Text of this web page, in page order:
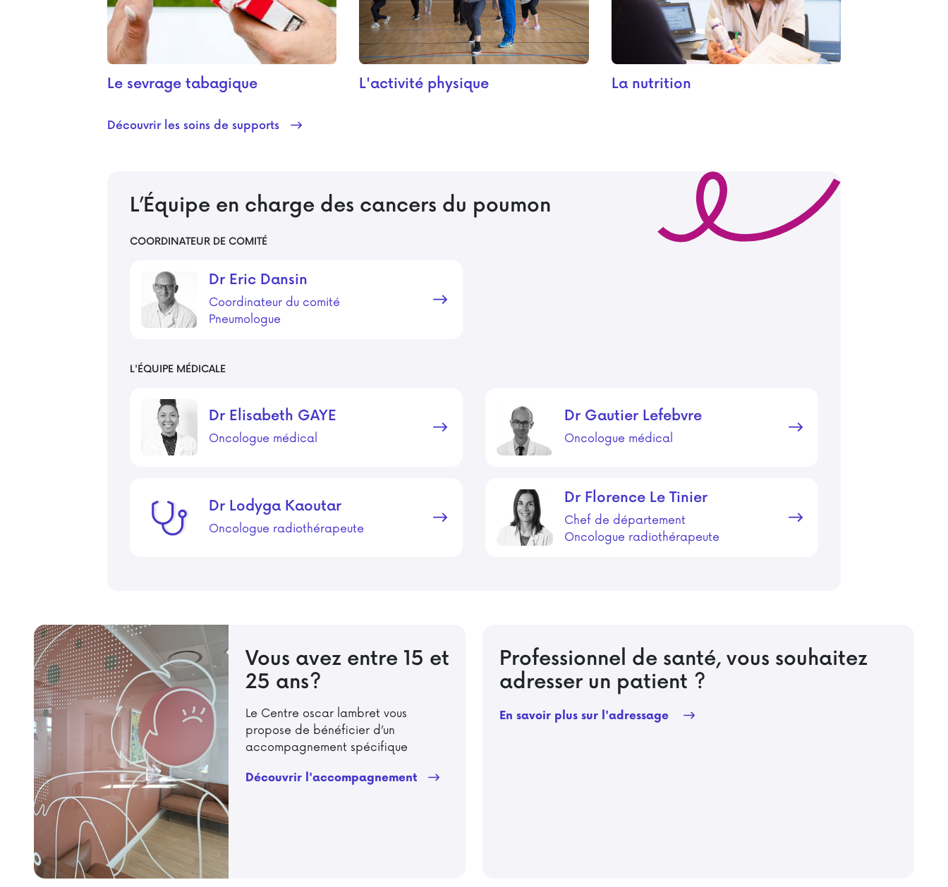
Le sevrage tabagique L'activité physique La nutrition
Découvrir les soins de supports
L’Équipe en charge des cancers du poumon
COORDINATEUR DE COMITÉ
Dr Eric Dansin
Coordinateur du comité
Pneumologue
L'ÉQUIPE MÉDICALE
Dr Elisabeth GAYE
Oncologue médical
Dr Gautier Lefebvre
Oncologue médical
Dr Lodyga Kaoutar
Oncologue radiothérapeute
Dr Florence Le Tinier
Chef de département
Oncologue radiothérapeute
Vous avez entre 15 et
25 ans?
Le Centre oscar lambret vous
propose de bénéficier d’un
accompagnement spécifique
Découvrir l'accompagnement
Professionnel de santé, vous souhaitez
adresser un patient ?
En savoir plus sur l'adressage